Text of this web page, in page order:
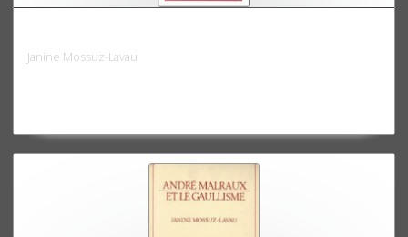
Janine Mossuz-Lavau